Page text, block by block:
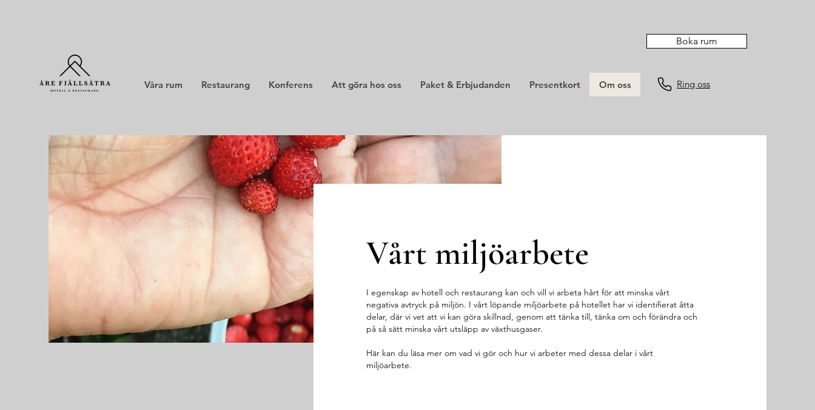
Boka rum
Ring oss
Våra rum Restaurang Konferens Att göra hos oss Paket & Erbjudanden Presentkort Om oss
Vårt miljöarbete
I egenskap av hotell och restaurang kan och vill vi arbeta hårt för att minska vårt
negativa avtryck på miljön. I vårt löpande miljöarbete på hotellet har vi identifierat åtta
delar, där vi vet att vi kan göra skillnad, genom att tänka till, tänka om och förändra och
på så sätt minska vårt utsläpp av växthusgaser.
Här kan du läsa mer om vad vi gör och hur vi arbeter med dessa delar i vårt
miljöarbete.